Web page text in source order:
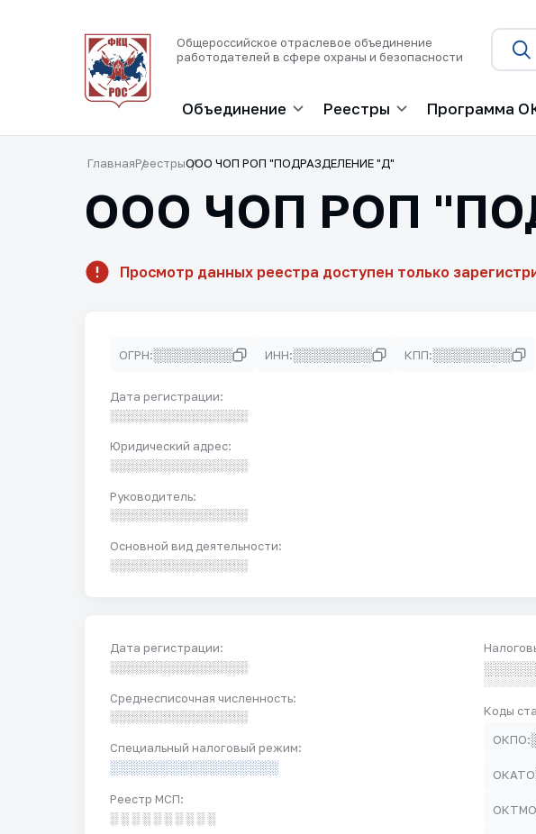
Общероссийское отраслевое объединение
работодателей в сфере охраны и безопасности
Объединение Реестры Программа
ГлавнаяРеестрыООО ЧОП РОП "ПОДРАЗДЕЛЕНИЕ "Д"
ООО ЧОП РОП
Просмотр данных реестра доступен только
ОГРН:░░░░░░░░ ИНН:░░░░░░░░ КПП:░░░░░░░░
Дата регистрации:
░░░░░░░░░░░░░░░░░
Юридический адрес:
░░░░░░░░░░░░░░░░░
Руководитель:
░░░░░░░░░░░░░░░░░
Основной вид деятельности:
░░░░░░░░░░░░░░░░░
Дата регистрации:
░░░░░░░░░░░░░░░░░
Среднесписочная численность:
░░░░░░░░░░░░░░░░░
Специальный налоговый режим:
░░░░░░░░░░░░░░░░░
Реестр МСП:
░ ░ ░ ░ ░ ░ ░ ░ ░ ░
Коды
ОКПО:
ОКАТО
ОКТМО